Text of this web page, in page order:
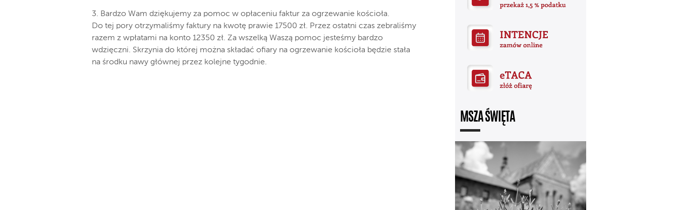
3. Bardzo Wam dziękujemy za pomoc w opłaceniu faktur za ogrzewanie kościoła.
Do tej pory otrzymaliśmy faktury na kwotę prawie 17500 zł. Przez ostatni czas zebraliśmy
razem z wpłatami na konto 12350 zł. Za wszelką Waszą pomoc jesteśmy bardzo
wdzięczni. Skrzynia do której można składać ofiary na ogrzewanie kościoła będzie stała
na środku nawy głównej przez kolejne tygodnie.
MSZA ŚWIĘTA